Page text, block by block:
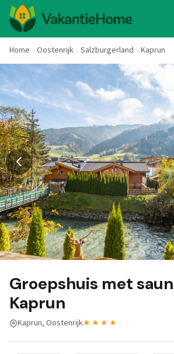
Home Oostenrijk Salzburgerland Kaprun
Groepshuis met
Kaprun
Kaprun, Oostenrijk★★★★